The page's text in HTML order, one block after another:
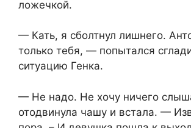
ложечкой.
— Кать, я сболтнул лишнего.
только тебя, — попытался
ситуацию Генка.
— Не надо. Не хочу ничего
отодвинула чашу и встала. —